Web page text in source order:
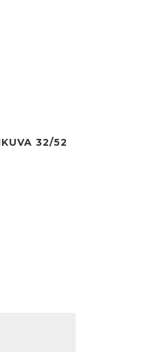
32/52